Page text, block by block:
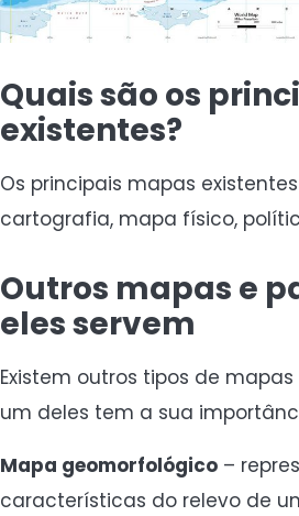
Quais são os
existentes?
Os principais mapas
cartografia, mapa físico,
Outros mapas e
eles servem
Existem outros tipos de
um deles tem a sua
Mapa geomorfológico –
características do relevo de